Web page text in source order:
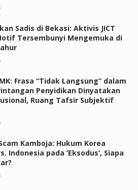
Sadis di Bekasi: Aktivis JICT
Tersembunyi Mengemuka di
Frasa “Tidak Langsung” dalam
Penyidikan Dinyatakan
Ruang Tafsir Subjektif
Kamboja: Hukum Korea
Indonesia pada ‘Eksodus’, Siapa